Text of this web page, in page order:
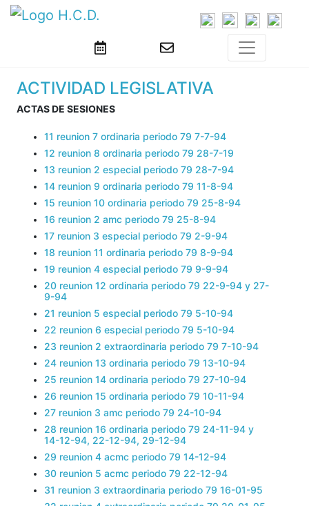
ACTIVIDAD LEGISLATIVA
ACTAS DE SESIONES
11 reunion 7 ordinaria periodo 79 7-7-94
12 reunion 8 ordinaria periodo 79 28-7-19
13 reunion 2 especial periodo 79 28-7-94
14 reunion 9 ordinaria periodo 79 11-8-94
15 reunion 10 ordinaria periodo 79 25-8-94
16 reunion 2 amc periodo 79 25-8-94
17 reunion 3 especial periodo 79 2-9-94
18 reunion 11 ordinaria periodo 79 8-9-94
19 reunion 4 especial periodo 79 9-9-94
20 reunion 12 ordinaria periodo 79 22-9-94 y 27-
9-94
21 reunion 5 especial periodo 79 5-10-94
22 reunion 6 especial periodo 79 5-10-94
23 reunion 2 extraordinaria periodo 79 7-10-94
24 reunion 13 ordinaria periodo 79 13-10-94
25 reunion 14 ordinaria periodo 79 27-10-94
26 reunion 15 ordinaria periodo 79 10-11-94
27 reunion 3 amc periodo 79 24-10-94
28 reunion 16 ordinaria periodo 79 24-11-94 y
14-12-94, 22-12-94, 29-12-94
29 reunion 4 acmc periodo 79 14-12-94
30 reunion 5 acmc periodo 79 22-12-94
31 reunion 3 extraordinaria periodo 79 16-01-95